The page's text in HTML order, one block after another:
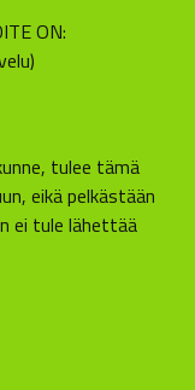
ON:
tulee tämä
eikä pelkästään
ei tule lähettää